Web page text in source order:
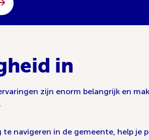
in
zijn enorm belangrijk en
navigeren in de gemeente, help je